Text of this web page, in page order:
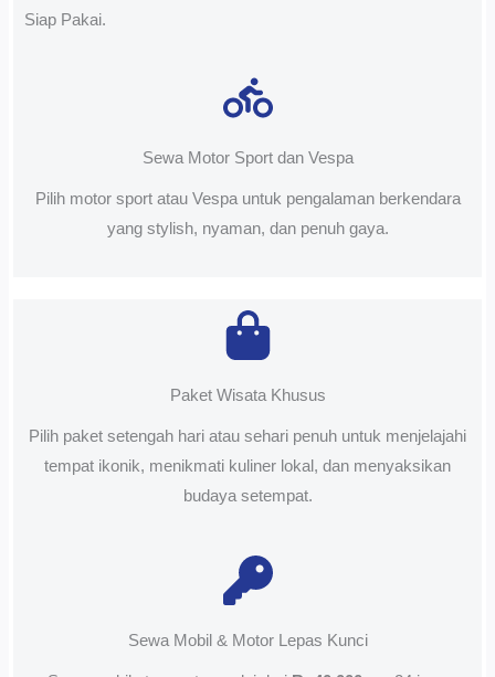
Siap Pakai.
Sewa Motor Sport dan Vespa
Pilih motor sport atau Vespa untuk pengalaman berkendara
yang stylish, nyaman, dan penuh gaya.
Paket Wisata Khusus
Pilih paket setengah hari atau sehari penuh untuk menjelajahi
tempat ikonik, menikmati kuliner lokal, dan menyaksikan
budaya setempat.
Sewa Mobil & Motor Lepas Kunci